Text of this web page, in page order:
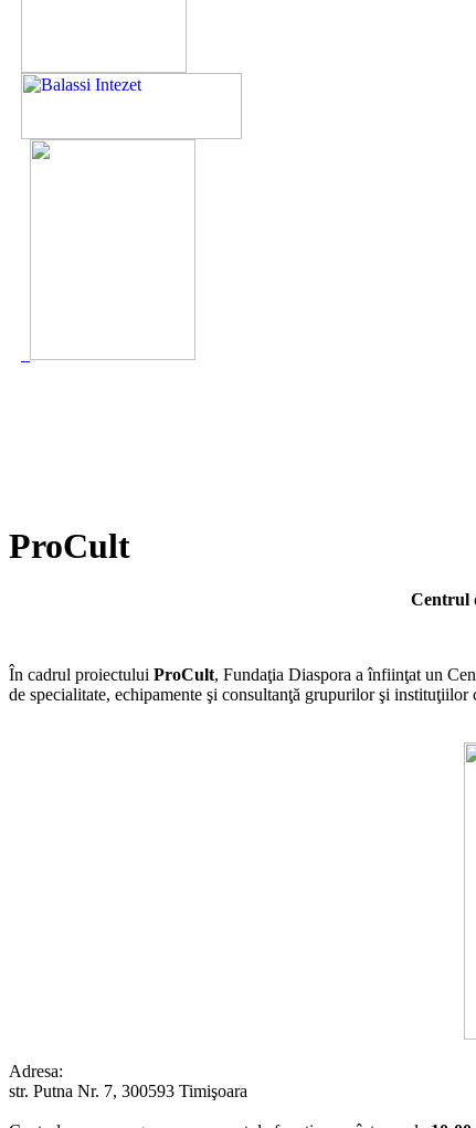
ProCult
Centrul
În cadrul proiectului ProCult, Fundaţia Diaspora a înfiinţat un
de specialitate, echipamente şi consultanţă grupurilor şi
Adresa:
str. Putna Nr. 7, 300593 Timişoara